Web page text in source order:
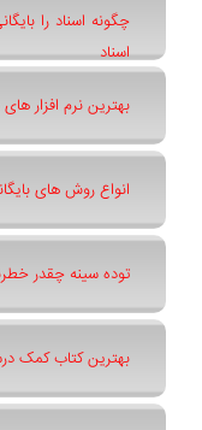
چگونه اسناد را
اسناد
بهترین نرم ‌افزار های
انواع روش های
توده سینه چقدر
بهترین کتاب کمک